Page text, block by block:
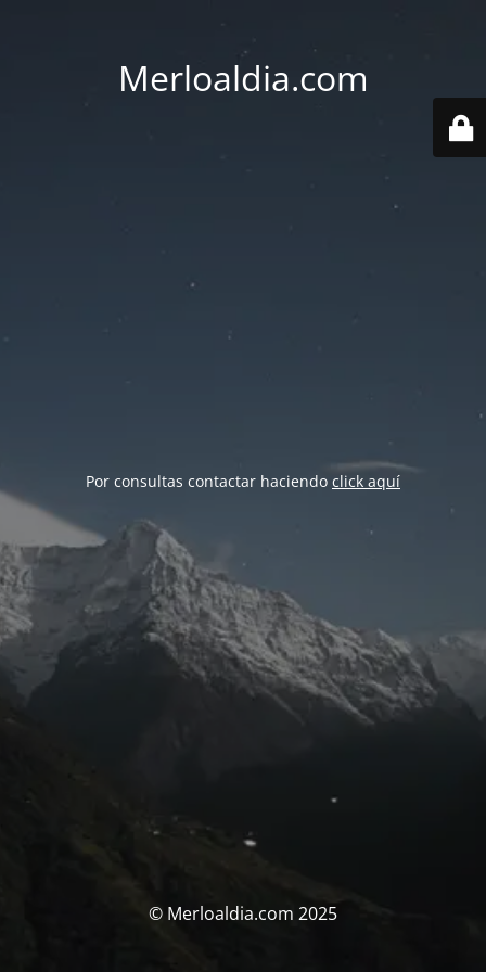
Merloaldia.com
Por consultas contactar haciendo click aquí
© Merloaldia.com 2025